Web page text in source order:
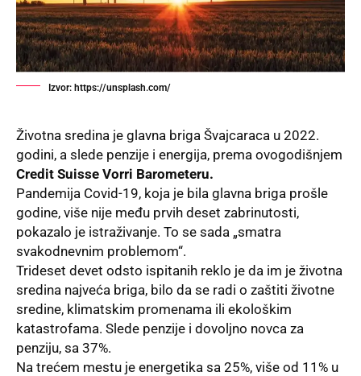
Izvor: https://unsplash.com/
Životna sredina je glavna briga Švajcaraca u 2022.
godini, a slede penzije i energija, prema ovogodišnjem
Credit Suisse Vorri Barometeru.
Pandemija Covid-19, koja je bila glavna briga prošle
godine, više nije među prvih deset zabrinutosti,
pokazalo je istraživanje. To se sada „smatra
svakodnevnim problemom“.
Trideset devet odsto ispitanih reklo je da im je životna
sredina najveća briga, bilo da se radi o zaštiti životne
sredine, klimatskim promenama ili ekološkim
katastrofama. Slede penzije i dovoljno novca za
penziju, sa 37%.
Na trećem mestu je energetika sa 25%, više od 11% u